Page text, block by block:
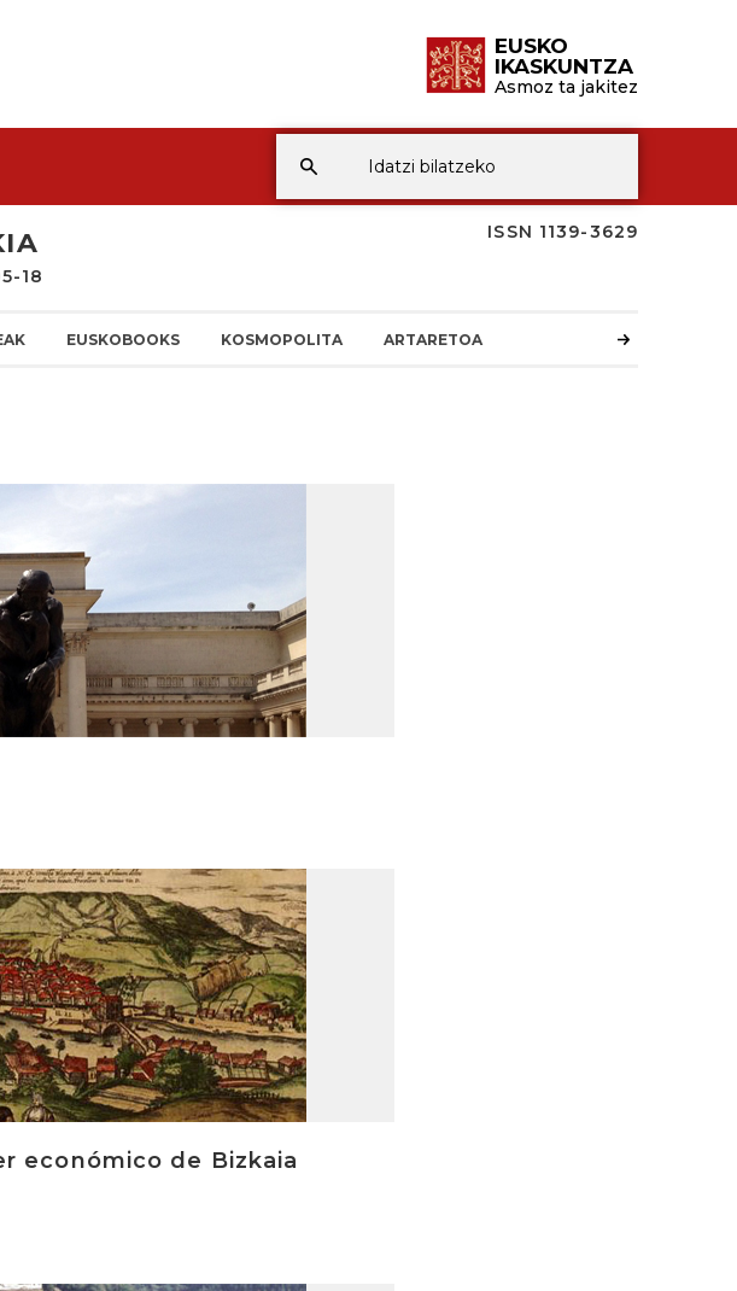
EUSKO
IKASKUNTZA
Asmoz ta jakitez
ISSN 1139-3629
18
EUSKOBOOKS KOSMOPOLITA ARTARETOA
económico de Bizkaia